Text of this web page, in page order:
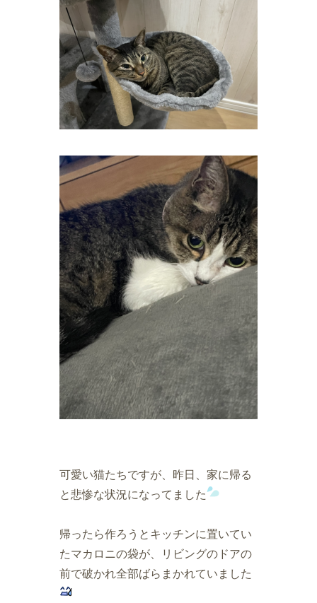
可愛い猫たちですが、昨日、家に帰る
と悲惨な状況になってました
帰ったら作ろうとキッチンに置いてい
たマカロニの袋が、リビングのドアの
前で破かれ全部ばらまかれていました